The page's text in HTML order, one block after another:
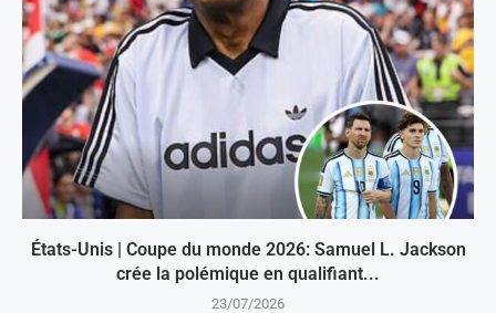
États-Unis | Coupe du monde 2026: Samuel L. Jackson
crée la polémique en qualifiant...
23/07/2026